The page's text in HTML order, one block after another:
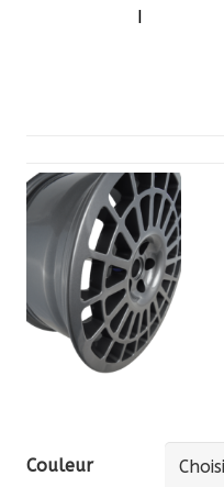
I
Couleur